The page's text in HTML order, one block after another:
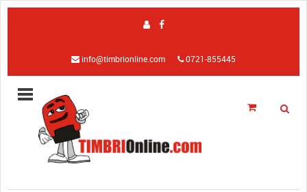
info@timbrionline.com 0721-855445